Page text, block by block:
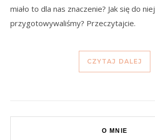
miało to dla nas znaczenie? Jak się do niej
przygotowywaliśmy? Przeczytajcie.
CZYTAJ DALEJ
O MNIE